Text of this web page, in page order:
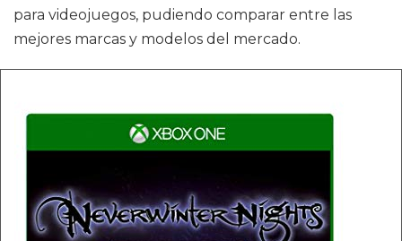
para videojuegos, pudiendo comparar entre las
mejores marcas y modelos del mercado.